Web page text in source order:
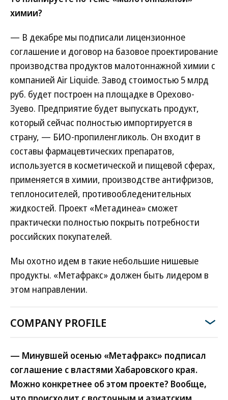
химии?
— В декабре мы подписали лицензионное
соглашение и договор на базовое проектирование
производства продуктов малотоннажной химии с
компанией Air Liquide. Завод стоимостью 5 млрд
руб. будет построен на площадке в Орехово-
Зуево. Предприятие будет выпускать продукт,
который сейчас полностью импортируется в
страну, — БИО-пропиленгликоль. Он входит в
составы фармацевтических препаратов,
используется в косметической и пищевой сферах,
применяется в химии, производстве антифризов,
теплоносителей, противообледенительных
жидкостей. Проект «Метадинеа» сможет
практически полностью покрыть потребности
российских покупателей.
Мы охотно идем в такие небольшие нишевые
продукты. «Мета­фракс» должен быть лидером в
этом направлении.
COMPANY PROFILE
— Минувшей осенью «Мета­фракс» подписал
соглашение с властями Хабаровского края.
Можно конкретнее об этом проекте? Вообще,